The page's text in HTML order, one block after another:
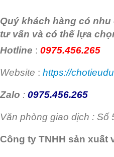
Quý khách hàng có
tư vấn và có thể lựa
Hotline : 0975.456.265
Website : https://
Zalo : 0975.456.265
Văn phòng giao dịch : Số
Công ty TNHH sản